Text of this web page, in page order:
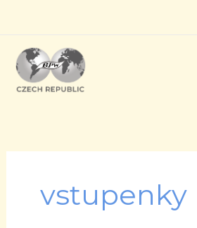
obsah
vstupenky